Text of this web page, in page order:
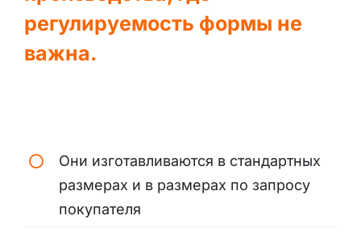
регулируемость формы не
важна.
Они изготавливаются в стандартных
размерах и в размерах по запросу
покупателя